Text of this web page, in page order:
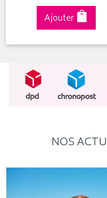
Ajouter
NOS